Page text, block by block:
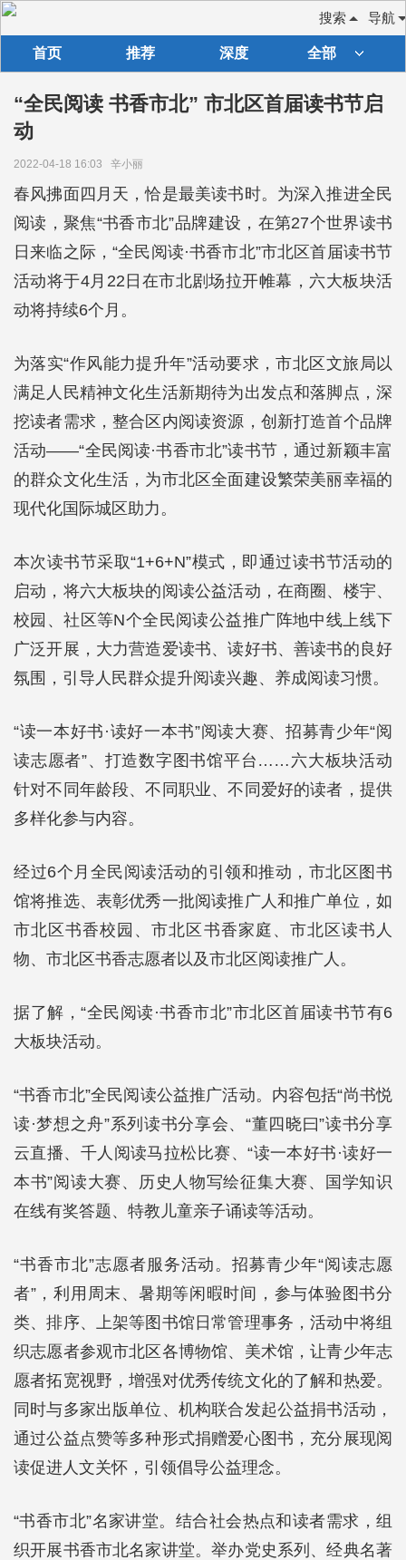
导航
搜索
首页 推荐 深度 全部
“全民阅读 书香市北” 市北区首届读书节启
动
2022-04-18 16:03 辛小丽
春风拂面四月天，恰是最美读书时。为深入推进全民
阅读，聚焦“书香市北”品牌建设，在第27个世界读书
日来临之际，“全民阅读·书香市北”市北区首届读书节
活动将于4月22日在市北剧场拉开帷幕，六大板块活
动将持续6个月。
为落实“作风能力提升年”活动要求，市北区文旅局以
满足人民精神文化生活新期待为出发点和落脚点，深
挖读者需求，整合区内阅读资源，创新打造首个品牌
活动——“全民阅读·书香市北”读书节，通过新颖丰富
的群众文化生活，为市北区全面建设繁荣美丽幸福的
现代化国际城区助力。
本次读书节采取“1+6+N”模式，即通过读书节活动的
启动，将六大板块的阅读公益活动，在商圈、楼宇、
校园、社区等N个全民阅读公益推广阵地中线上线下
广泛开展，大力营造爱读书、读好书、善读书的良好
氛围，引导人民群众提升阅读兴趣、养成阅读习惯。
“读一本好书·读好一本书”阅读大赛、招募青少年“阅
读志愿者”、打造数字图书馆平台……六大板块活动
针对不同年龄段、不同职业、不同爱好的读者，提供
多样化参与内容。
经过6个月全民阅读活动的引领和推动，市北区图书
馆将推选、表彰优秀一批阅读推广人和推广单位，如
市北区书香校园、市北区书香家庭、市北区读书人
物、市北区书香志愿者以及市北区阅读推广人。
据了解，“全民阅读·书香市北”市北区首届读书节有6
大板块活动。
“书香市北”全民阅读公益推广活动。内容包括“尚书悦
读·梦想之舟”系列读书分享会、“董四晓曰”读书分享
云直播、千人阅读马拉松比赛、“读一本好书·读好一
本书”阅读大赛、历史人物写绘征集大赛、国学知识
在线有奖答题、特教儿童亲子诵读等活动。
“书香市北”志愿者服务活动。招募青少年“阅读志愿
者”，利用周末、暑期等闲暇时间，参与体验图书分
类、排序、上架等图书馆日常管理事务，活动中将组
织志愿者参观市北区各博物馆、美术馆，让青少年志
愿者拓宽视野，增强对优秀传统文化的了解和热爱。
同时与多家出版单位、机构联合发起公益捐书活动，
通过公益点赞等多种形式捐赠爱心图书，充分展现阅
读促进人文关怀，引领倡导公益理念。
“书香市北”名家讲堂。结合社会热点和读者需求，组
织开展书香市北名家讲堂。举办党史系列、经典名著